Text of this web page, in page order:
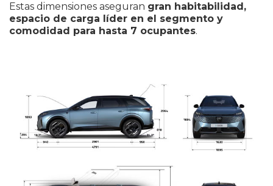
Estas dimensiones aseguran gran habitabilidad,
espacio de carga líder en el segmento y
comodidad para hasta 7 ocupantes.